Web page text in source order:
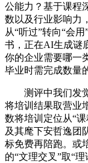
公能力？基于课程
数以及行业影响力
从“听过”转向“会
书，正在AI生成谜
你的企业需要哪一
毕业时需完成数量
测评中我们发觉
将培训结果取营业
数将培训定位从“
及其麾下安哲逸团
标免费再陪跑。或
的“文理交叉”取“